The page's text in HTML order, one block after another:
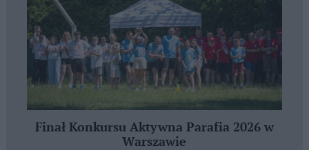
Finał Konkursu Aktywna Parafia 2026 w
Warszawie